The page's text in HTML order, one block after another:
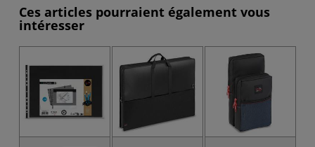
Ces articles pourraient également vous
intéresser